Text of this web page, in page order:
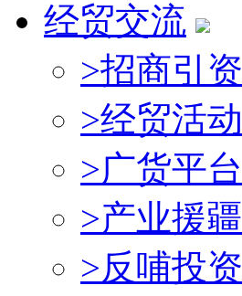
经贸交流
>招商引资
>经贸活动
>广货平台
>产业援疆
>反哺投资